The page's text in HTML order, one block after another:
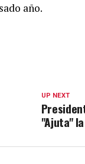
año.
UP NEXT
"Ajuta"